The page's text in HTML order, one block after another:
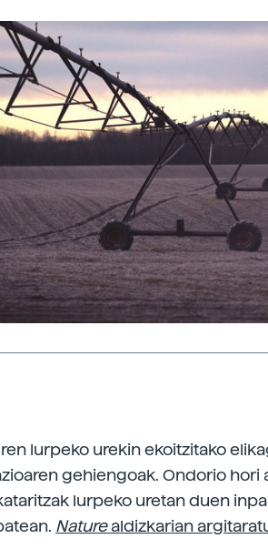
lurpeko urekin ekoitzitako
gehiengoak. Ondorio hori
lurpeko uretan duen
Naturealdizkarian